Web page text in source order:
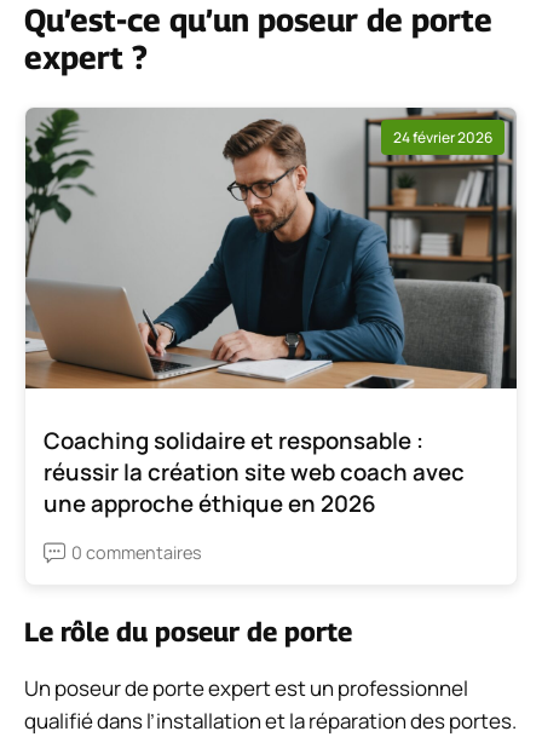
Qu’est-ce qu’un poseur de porte
expert ?
24 février 2026
Coaching solidaire et responsable :
réussir la création site web coach avec
une approche éthique en 2026
0 commentaires
Le rôle du poseur de porte
Un poseur de porte expert est un professionnel
qualifié dans l’installation et la réparation des portes.